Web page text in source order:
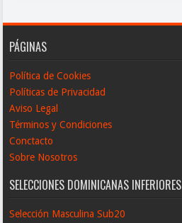
PÁGINAS
Política de Cookies
Políticas de Privacidad
Aviso Legal
Términos y Condiciones
Conctacto
Sobre Nosotros
SELECCIONES DOMINICANAS INFERIORES
Selección Masculina Sub20